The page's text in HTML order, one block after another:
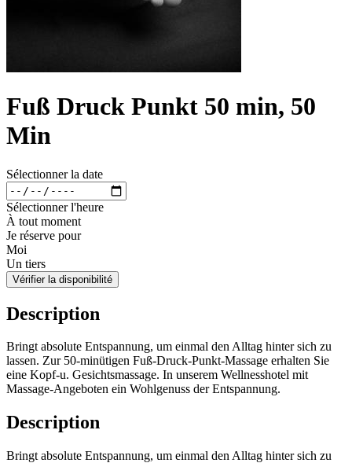
Fuß Druck Punkt 50 min, 50
Min
Sélectionner la date
Sélectionner l'heure
À tout moment
Je réserve pour
Moi
Un tiers
Vérifier la disponibilité
Description
Bringt absolute Entspannung, um einmal den Alltag hinter sich zu
lassen. Zur 50-minütigen Fuß-Druck-Punkt-Massage erhalten Sie
eine Kopf-u. Gesichtsmassage. In unserem Wellnesshotel mit
Massage-Angeboten ein Wohlgenuss der Entspannung.
Description
Bringt absolute Entspannung, um einmal den Alltag hinter sich zu